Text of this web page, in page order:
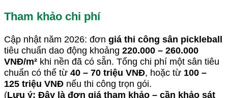
Tham khảo chi phí
Cập nhật năm 2026: đơn giá thi công sân pickleball
tiêu chuẩn dao động khoảng 220.000 – 260.000
VNĐ/m² khi nền đã có sẵn. Tổng chi phí một sân tiêu
chuẩn có thể từ 40 – 70 triệu VNĐ, hoặc từ 100 –
125 triệu VNĐ nếu thi công trọn gói.
(Lưu ý: Đây là đơn giá tham khảo – cần khảo sát